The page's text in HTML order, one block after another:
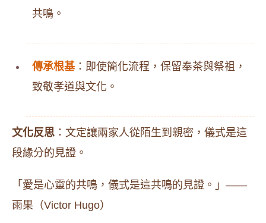
共鳴。
傳承根基：即使簡化流程，保留奉茶與祭祖，
致敬孝道與文化。
文化反思 ：文定讓兩家人從陌生到親密，儀式是這
段緣分的見證。
「愛是心靈的共鳴，儀式是這共鳴的見證。」——
雨果（Victor Hugo）